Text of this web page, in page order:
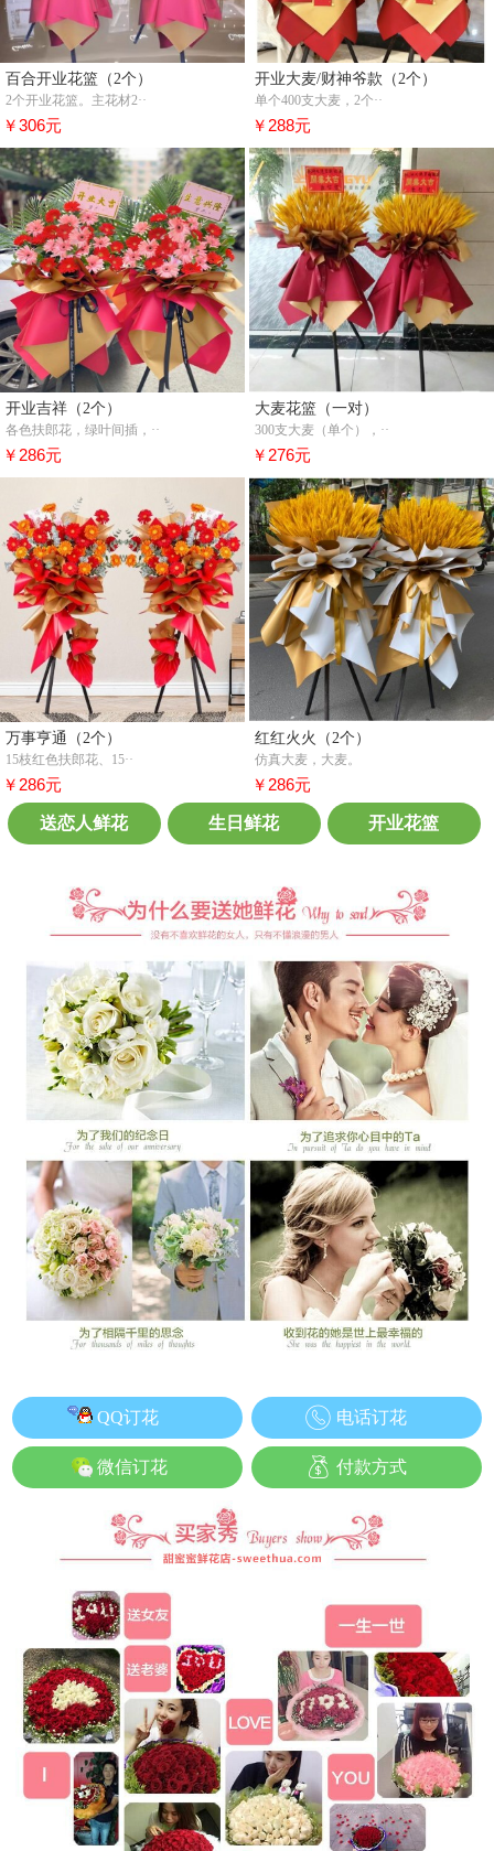
百合开业花篮（2个）
2个开业花篮。主花材2··
￥306元
开业大麦/财神爷款（2个）
单个400支大麦，2个··
￥288元
开业吉祥（2个）
各色扶郎花，绿叶间插，··
￥286元
大麦花篮（一对）
300支大麦（单个），··
￥276元
万事亨通（2个）
15枝红色扶郎花、15··
￥286元
红红火火（2个）
仿真大麦，大麦。
￥286元
送恋人鲜花 生日鲜花 开业花篮
QQ订花 电话订花
微信订花 付款方式